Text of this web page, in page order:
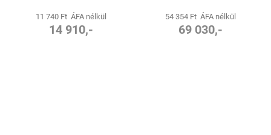
11 740 Ft ÁFA nélkül
14 910,-
54 354 Ft ÁFA nélkül
69 030,-